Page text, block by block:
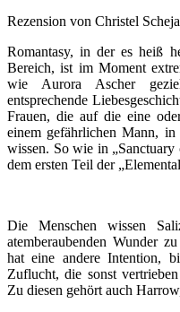
Rezension von Christel Scheja
Romantasy, in der es heiß
Bereich, ist im Moment
wie Aurora Ascher
entsprechende
Frauen, die auf die eine
einem gefährlichen Mann,
wissen. So wie in „Sanctuary
dem ersten Teil der
Die Menschen wissen
atemberaubenden Wunder
hat eine andere Intention,
Zuflucht, die sonst
Zu diesen gehört auch